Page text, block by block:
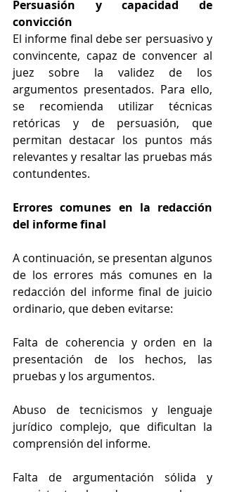
Persuasión y capacidad de
convicción
El informe final debe ser persuasivo y
convincente, capaz de convencer al
juez sobre la validez de los
argumentos presentados. Para ello,
se recomienda utilizar técnicas
retóricas y de persuasión, que
permitan destacar los puntos más
relevantes y resaltar las pruebas más
contundentes.
Errores comunes en la redacción
del informe final
A continuación, se presentan algunos
de los errores más comunes en la
redacción del informe final de juicio
ordinario, que deben evitarse:
Falta de coherencia y orden en la
presentación de los hechos, las
pruebas y los argumentos.
Abuso de tecnicismos y lenguaje
jurídico complejo, que dificultan la
comprensión del informe.
Falta de argumentación sólida y